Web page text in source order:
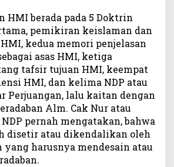
HMI berada pada 5 Doktrin
pemikiran keislaman dan
kedua memori penjelasan
asas HMI, ketiga
tafsir tujuan HMI, keempat
HMI, dan kelima NDP atau
Perjuangan, lalu kaitan dengan
Alm. Cak Nur atau
pernah mengatakan, bahwa
disetir atau dikendalikan oleh
yang harusnya mendesain atau